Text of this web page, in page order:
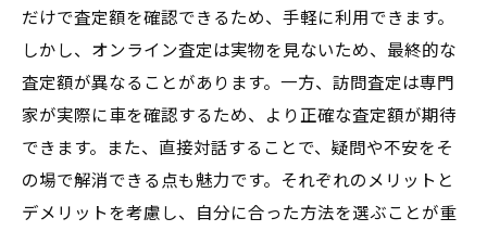
だけで査定額を確認できるため、手軽に利用できます。
しかし、オンライン査定は実物を見ないため、最終的な
査定額が異なることがあります。一方、訪問査定は専門
家が実際に車を確認するため、より正確な査定額が期待
できます。また、直接対話することで、疑問や不安をそ
の場で解消できる点も魅力です。それぞれのメリットと
デメリットを考慮し、自分に合った方法を選ぶことが重